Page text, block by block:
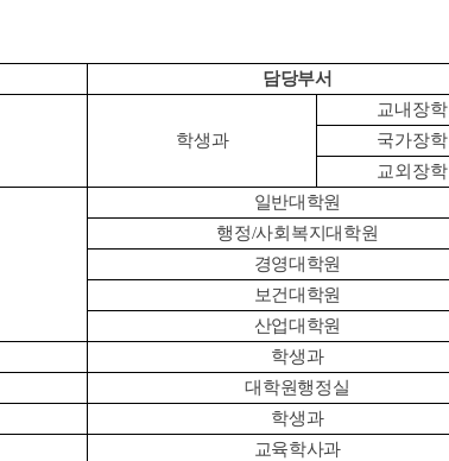
담당부서
학생과
교내장학
국가장학
교외장학
일반대학원
행정/사회복지대학원
경영대학원
보건대학원
산업대학원
학생과
대학원행정실
학생과
교육학사과